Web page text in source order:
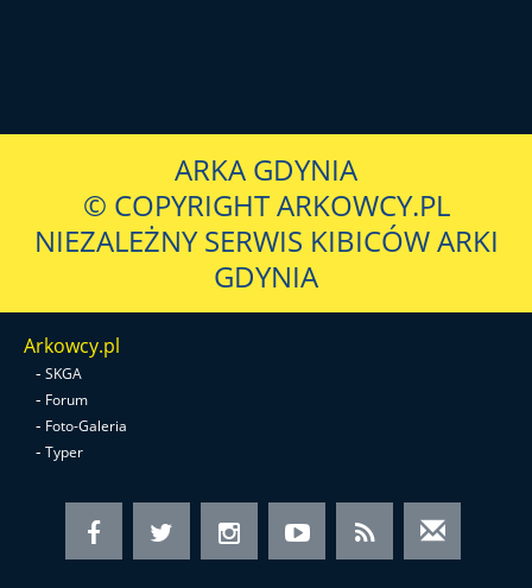
ARKA GDYNIA
© COPYRIGHT ARKOWCY.PL
NIEZALEŻNY SERWIS KIBICÓW ARKI
GDYNIA
Arkowcy.pl
- SKGA
- Forum
- Foto-Galeria
- Typer